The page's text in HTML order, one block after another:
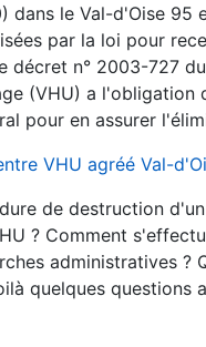
dans le Val-d'Oise 95
par la loi pour
décret n° 2003-727
(VHU) a
pour en assurer
VHU agréé Val-
de destruction
? Comment
administratives ?
quelques questions